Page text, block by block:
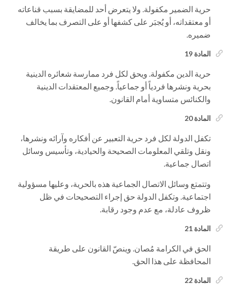
حرية الضمير مكفولة. ولا يتعرض أحد للمضايقة بسبب قناعاته
أو معتقداته، أو يُجبَر على كشفها أو على التصرف بما يخالف
ضميره.
المادة 19
حرية الدين مكفولة. ويحق لكل فرد ممارسة شعائره الدينية
بحرية ونشرها فردياً أو جماعياً. وجميع المعتقدات الدينية
والكنائس متساوية أمام القانون.
المادة 20
تكفل الدولة لكل فرد حرية التعبير عن أفكاره وآرائه ونشرها،
ونقل وتلقي المعلومات الصحيحة والحيادية، وتأسيس وسائل
اتصال جماعية.
وتتمتع وسائل الاتصال الجماعية هذه بالحرية، وعليها مسؤولية
اجتماعية. وتكفل الدولة حق إجراء التصحيحات في ظل
ظروف عادلة، مع عدم وجود رقابة.
المادة 21
الحق في الكرامة مُصان. وينصّ القانون على طريقة
المحافظة على هذا الحق.
المادة 22